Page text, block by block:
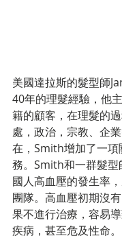
美國達拉斯的髮型師
40年的理髮經驗，他
籍的顧客，在理髮的
處，政治，宗教、企
在，Smith增加了一項
務。Smith和一群髮型
國人高血壓的發生率
團隊。高血壓初期沒
果不進行治療，容易
疾病，甚至危及性命。